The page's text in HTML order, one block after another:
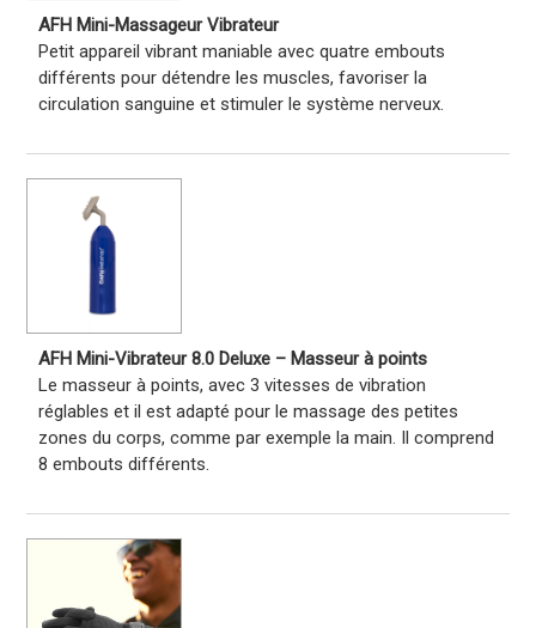
AFH Mini-Massageur Vibrateur
Petit appareil vibrant maniable avec quatre embouts
différents pour détendre les muscles, favoriser la
circulation sanguine et stimuler le système nerveux.
AFH Mini-Vibrateur 8.0 Deluxe – Masseur à points
Le masseur à points, avec 3 vitesses de vibration
réglables et il est adapté pour le massage des petites
zones du corps, comme par exemple la main. Il comprend
8 embouts différents.